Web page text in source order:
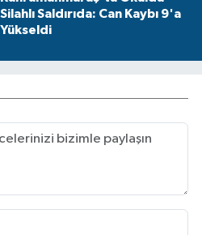
Silahlı Saldırıda: Can Kaybı 9'a
Yükseldi